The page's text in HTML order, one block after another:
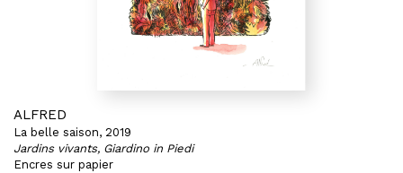
ALFRED
La belle saison, 2019
Jardins vivants, Giardino in Piedi
Encres sur papier